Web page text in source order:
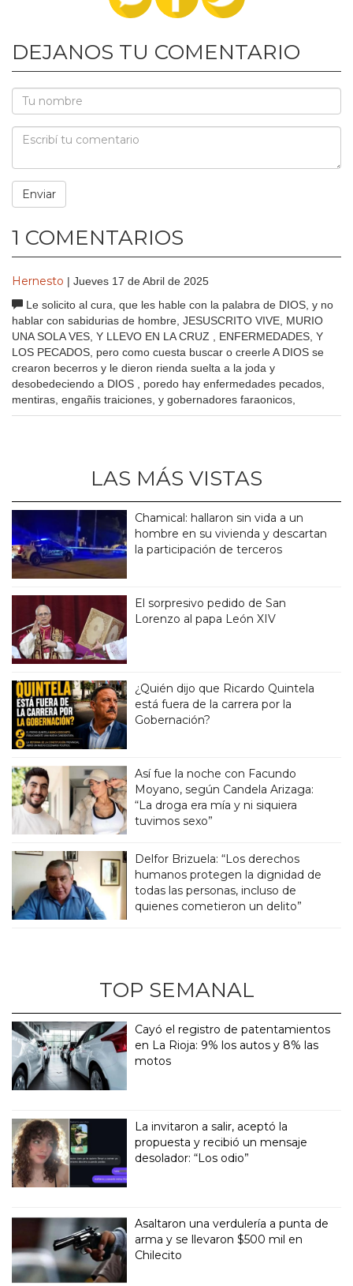
DEJANOS TU COMENTARIO
1 COMENTARIOS
Hernesto | Jueves 17 de Abril de 2025
Le solicito al cura, que les hable con la palabra de DIOS, y no
hablar con sabidurias de hombre, JESUSCRITO VIVE, MURIO
UNA SOLA VES, Y LLEVO EN LA CRUZ , ENFERMEDADES, Y
LOS PECADOS, pero como cuesta buscar o creerle A DIOS se
crearon becerros y le dieron rienda suelta a la joda y
desobedeciendo a DIOS , poredo hay enfermedades pecados,
mentiras, engañis traiciones, y gobernadores faraonicos,
LAS MÁS VISTAS
Chamical: hallaron sin vida a un
hombre en su vivienda y descartan
la participación de terceros
El sorpresivo pedido de San
Lorenzo al papa León XIV
¿Quién dijo que Ricardo Quintela
está fuera de la carrera por la
Gobernación?
Así fue la noche con Facundo
Moyano, según Candela Arizaga:
“La droga era mía y ni siquiera
tuvimos sexo”
Delfor Brizuela: “Los derechos
humanos protegen la dignidad de
todas las personas, incluso de
quienes cometieron un delito”
TOP SEMANAL
Cayó el registro de patentamientos
en La Rioja: 9% los autos y 8% las
motos
La invitaron a salir, aceptó la
propuesta y recibió un mensaje
desolador: “Los odio”
Asaltaron una verdulería a punta de
arma y se llevaron $500 mil en
Chilecito